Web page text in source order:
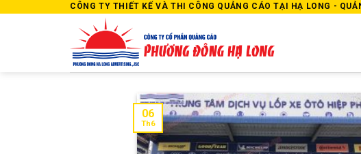
CÔNG TY THIẾT KẾ VÀ THI CÔNG QUẢNG CÁO TẠI HẠ LONG -
06
Th6